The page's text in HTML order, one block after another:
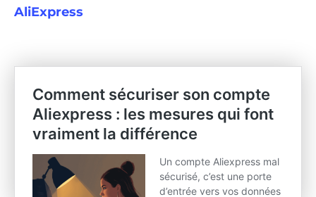
AliExpress